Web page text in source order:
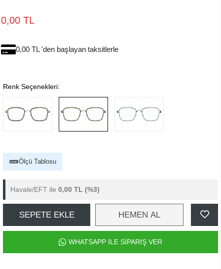
0,00 TL
0,00 TL 'den başlayan taksitlerle
Renk Seçenekleri:
Ölçü Tablosu
Havale/EFT ile 0,00 TL (%3)
SEPETE EKLE HEMEN AL
WHATSAPP İLE SİPARİŞ VER